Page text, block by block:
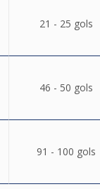
21 - 25 gols
46 - 50 gols
91 - 100 gols